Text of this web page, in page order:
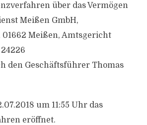
über das Vermögen
Meißen GmbH,
01662 Meißen, Amtsgericht
den Geschäftsführer Thomas
um 11:55 Uhr das
eröffnet.